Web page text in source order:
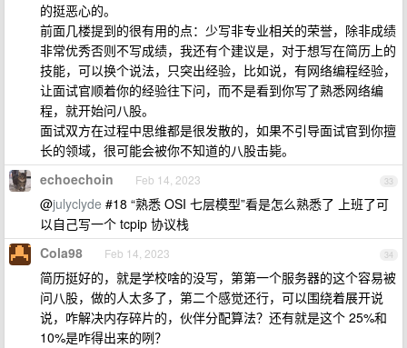
的挺恶心的。
前面几楼提到的很有用的点：少写非专业相关的荣誉，除非成绩
非常优秀否则不写成绩，我还有个建议是，对于想写在简历上的
技能，可以换个说法，只突出经验，比如说，有网络编程经验，
让面试官顺着你的经验往下问，而不是看到你写了熟悉网络编
程，就开始问八股。
面试双方在过程中思维都是很发散的，如果不引导面试官到你擅
长的领域，很可能会被你不知道的八股击毙。
33
echoechoin Feb 14, 2023
@julyclyde #18 “熟悉 OSI 七层模型”看是怎么熟悉了 上班了可
以自己写一个 tcpip 协议栈
34
Cola98 Feb 14, 2023
简历挺好的，就是学校啥的没写，第第一个服务器的这个容易被
问八股，做的人太多了，第二个感觉还行，可以围绕着展开说
说，咋解决内存碎片的，伙伴分配算法？还有就是这个 25%和
10%是咋得出来的咧？